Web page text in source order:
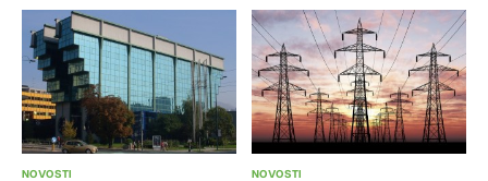
NOVOSTI NOVOSTI